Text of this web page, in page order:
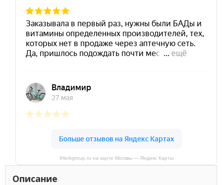
IHerbgroup.ru на карте Москвы — Яндекс Карты
Описание